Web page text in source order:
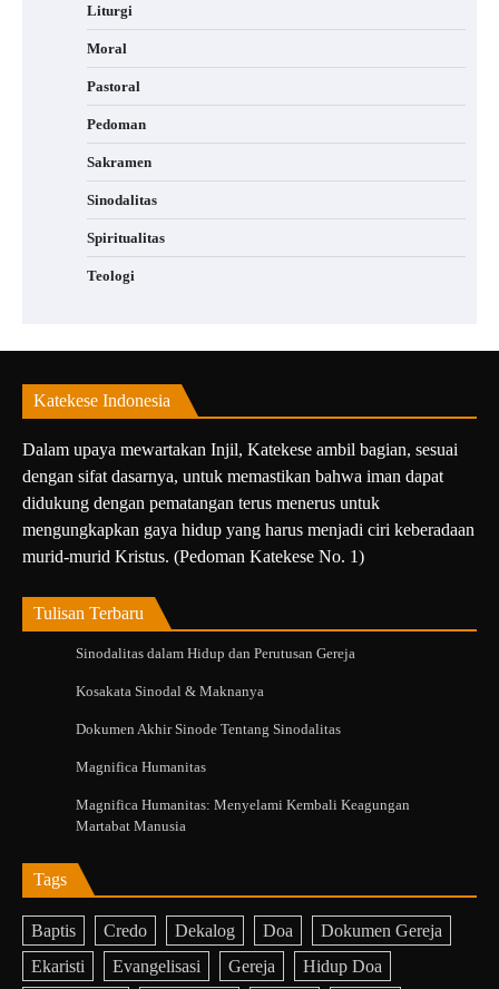
Liturgi
Moral
Pastoral
Pedoman
Sakramen
Sinodalitas
Spiritualitas
Teologi
Katekese Indonesia
Dalam upaya mewartakan Injil, Katekese ambil bagian, sesuai
dengan sifat dasarnya, untuk memastikan bahwa iman dapat
didukung dengan pematangan terus menerus untuk
mengungkapkan gaya hidup yang harus menjadi ciri keberadaan
murid-murid Kristus. (Pedoman Katekese No. 1)
Tulisan Terbaru
Sinodalitas dalam Hidup dan Perutusan Gereja
Kosakata Sinodal & Maknanya
Dokumen Akhir Sinode Tentang Sinodalitas
Magnifica Humanitas
Magnifica Humanitas: Menyelami Kembali Keagungan
Martabat Manusia
Tags
Baptis Credo Dekalog Doa
Dokumen Gereja
Ekaristi
Evangelisasi Gereja Hidup Doa